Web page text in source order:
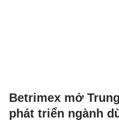
Betrimex mở
phát triển ngành